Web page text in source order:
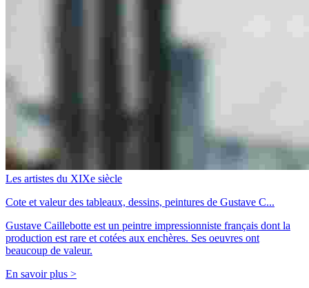
Les artistes du XIXe siècle
Cote et valeur des tableaux, dessins, peintures de Gustave C...
Gustave Caillebotte est un peintre impressionniste français dont la
production est rare et cotées aux enchères. Ses oeuvres ont
beaucoup de valeur.
En savoir plus >